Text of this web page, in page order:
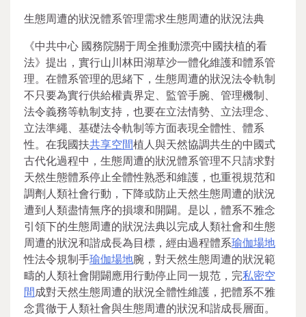
生態周遭的狀況體系管理需求生態周遭的狀況法典
《中共中心 國務院關于周全推動漂亮中國扶植的看
法》提出，實行山川林田湖草沙一體化維護和體系管
理。在體系管理的思緒下，生態周遭的狀況法令軌制
不只要為實行供給權責界定、監管手腕、管理機制、
法令義務等軌制支持，也要在立法情勢、立法理念、
立法準繩、基礎法令軌制等方面表現全體性、體系
性。在我國扶共享空間植人與天然協調共生的中國式
古代化過程中，生態周遭的狀況體系管理不只請求對
天然生態體系停止全體性熟悉和維護，也重視規范和
調劑人類社會行動，下降或防止天然生態周遭的狀況
遭到人類盡情無序的損壞和開闢。是以，體系不雅念
引領下的生態周遭的狀況法典以完成人類社會和生態
周遭的狀況和諧成長為目標，經由過程體系瑜伽場地
性法令規制手瑜伽場地腕，對天然生態周遭的狀況範
疇的人類社會開闢應用行動停止同一規范，完私密空
間成對天然生態周遭的狀況全體性維護，把體系不雅
念貫徹于人類社會與生態周遭的狀況和諧成長層面。